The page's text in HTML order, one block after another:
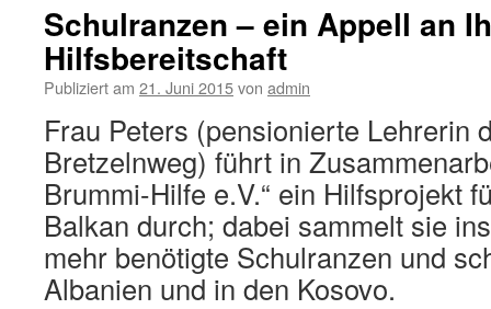
Schulranzen – ein Appell an
Hilfsbereitschaft
Publiziert am 21. Juni 2015von admin
Frau Peters (pensionierte Lehrerin
Bretzelnweg) führt in
Brummi-Hilfe e.V.“ ein Hilfsprojekt
Balkan durch; dabei sammelt sie
mehr benötigte Schulranzen und
Albanien und in den Kosovo.